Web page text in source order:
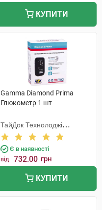
КУПИТИ
Gamma Diamond Prima
Глюкометр 1 шт
ТайДок Технолоджі
Корпорейшн
Є в наявності
від 732.00 грн
КУПИТИ